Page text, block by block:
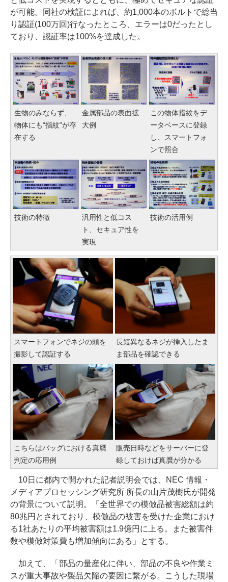
が可能。同社の検証によれば、約1,000本のボルトで総当
り認証(100万回)行なったところ、エラーは0だったとし
ており、認証率は100%を達成した。
生物のみならず、
物体にも“指紋”が存
在する
金属部品の表面拡
大例
この物体指紋をデ
ータベースに登録
し、スマートフォ
ンで照合
技術の特徴
汎用性と低コス
ト、セキュア性を
実現
技術の活用例
スマートフォンでネジの頭を
撮影して認証する
長短異なるネジが挿入したま
ま部品を確認できる
こちらはバッグにおける真贋
判定の応用例
販売日時などをサーバーに登
録しておけば真贋が分かる
10日に都内で開かれた記者説明会では、NEC 情報・
メディアプロセッシング研究所 所長の山片茂樹氏が開発
の背景について説明。「全世界での模倣品被害総額は約
80兆円とされており、模倣品の被害を受けた企業におけ
る1社あたりの平均被害額は1.9億円に上る。また被害件
数や模倣対策費も増加傾向にある」とする。
加えて、「部品の量産化に伴い、部品の不良や作業ミ
スが重大事故や製品欠陥の要因に繋がる。こうした現場